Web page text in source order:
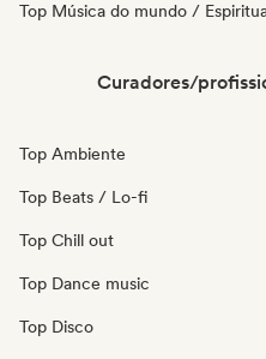
Top Música do mundo /
Curadores/
Top Ambiente
Top Beats / Lo-fi
Top Chill out
Top Dance music
Top Disco